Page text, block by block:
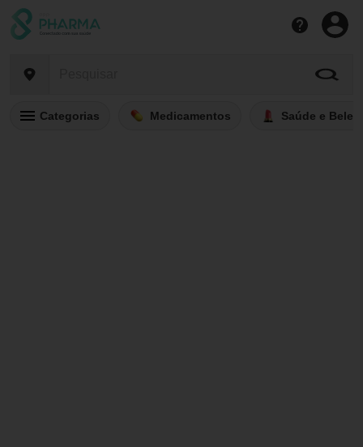
Categorias Medicamentos Saúde e